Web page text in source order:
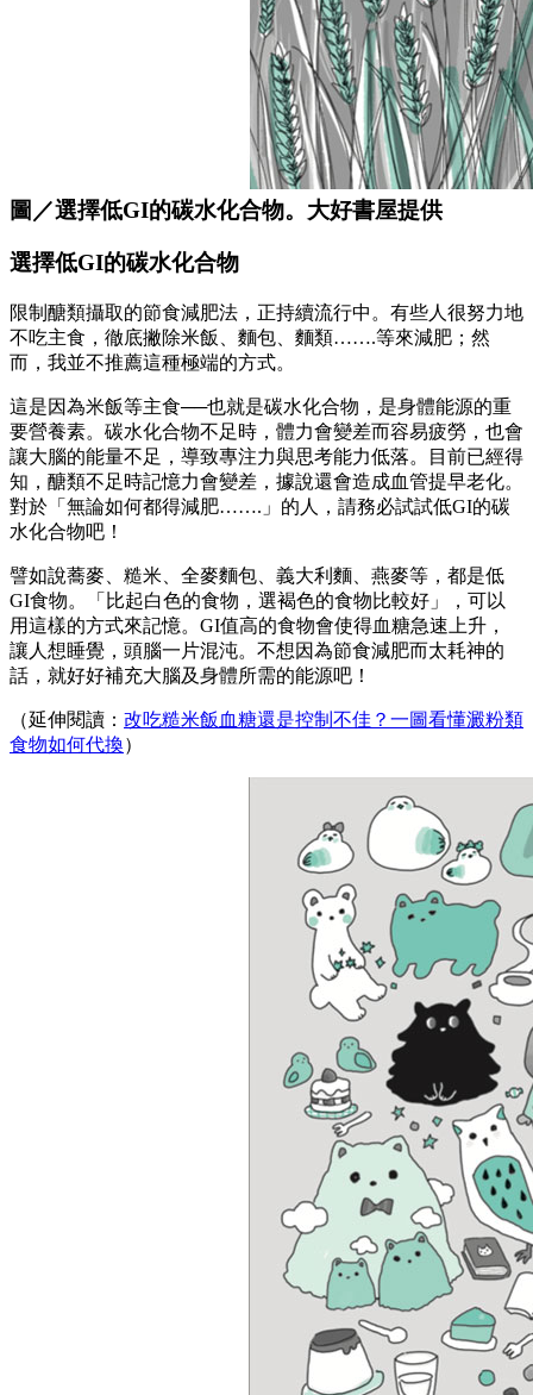
圖／選擇低GI的碳水化合物。大好書屋提供
選擇低GI的碳水化合物
限制醣類攝取的節食減肥法，正持續流行中。有些人很努力地
不吃主食，徹底撇除米飯、麵包、麵類…….等來減肥；然
而，我並不推薦這種極端的方式。
這是因為米飯等主食──也就是碳水化合物，是身體能源的重
要營養素。碳水化合物不足時，體力會變差而容易疲勞，也會
讓大腦的能量不足，導致專注力與思考能力低落。目前已經得
知，醣類不足時記憶力會變差，據說還會造成血管提早老化。
對於「無論如何都得減肥…….」的人，請務必試試低GI的碳
水化合物吧！
譬如說蕎麥、糙米、全麥麵包、義大利麵、燕麥等，都是低
GI食物。「比起白色的食物，選褐色的食物比較好」，可以
用這樣的方式來記憶。GI值高的食物會使得血糖急速上升，
讓人想睡覺，頭腦一片混沌。不想因為節食減肥而太耗神的
話，就好好補充大腦及身體所需的能源吧！
（延伸閱讀： 改吃糙米飯血糖還是控制不佳？一圖看懂澱粉類
食物如何代換）